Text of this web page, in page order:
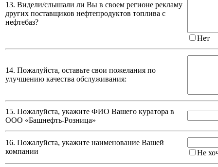
13. Видели/слышали ли Вы в своем регионе рекламу
других поставщиков нефтепродуктов топлива с
нефтебаз?
Нет
14. Пожалуйста, оставьте свои пожелания по
улучшению качества обслуживания:
15. Пожалуйста, укажите ФИО Вашего куратора в
ООО «Башнефть-Розница»
16. Пожалуйста, укажите наименование Вашей
компании
Не